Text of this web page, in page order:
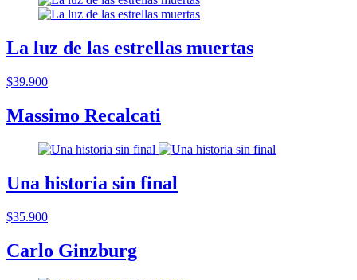
La luz de las estrellas muertas
$39.900
Massimo Recalcati
Una historia sin final
$35.900
Carlo Ginzburg